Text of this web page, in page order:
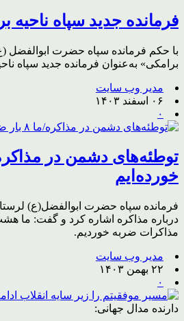
فرمانده جدید سپاه
با حکم فرمانده سپاه حضرت ابوالفضل
برامکی» به‌عنوان فرمانده جدید سپاه
مدیر وب سایت
۰۶ اسفند ۱۴۰۳
۰
خورده‌ایم
فرمانده سپاه حضرت ابوالفضل(ع)
درباره مذاکره اشاره کرد و گفت: ما
مذاکرات ضربه خوردیم.
مدیر وب سایت
۲۲ بهمن ۱۴۰۳
۰
دارنده مدال جهانی: